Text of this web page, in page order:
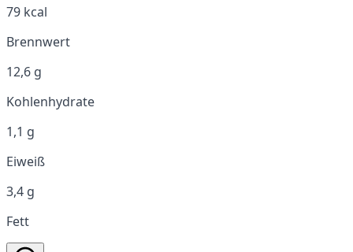
79 kcal
Brennwert
12,6 g
Kohlenhydrate
1,1 g
Eiweiß
3,4 g
Fett